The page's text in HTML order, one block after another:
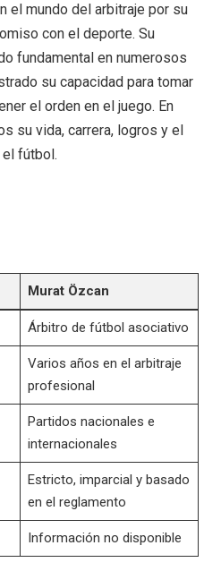
el mundo del arbitraje por su
con el deporte. Su
fundamental en numerosos
su capacidad para tomar
el orden en el juego. En
su vida, carrera, logros y el
fútbol.
Murat Özcan
Árbitro de fútbol asociativo
Varios años en el arbitraje
profesional
Partidos nacionales e
internacionales
Estricto, imparcial y basado
en el reglamento
Información no disponible